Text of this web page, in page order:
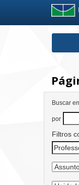
Buscar
por
Filtros